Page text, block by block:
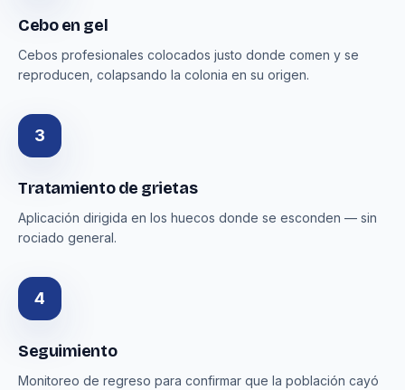
Cebo en gel
Cebos profesionales colocados justo donde comen y se
reproducen, colapsando la colonia en su origen.
3
Tratamiento de grietas
Aplicación dirigida en los huecos donde se esconden — sin
rociado general.
4
Seguimiento
Monitoreo de regreso para confirmar que la población cayó